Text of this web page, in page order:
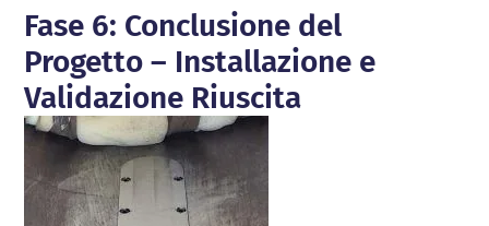
Fase 6: Conclusione del
Progetto – Installazione e
Validazione Riuscita